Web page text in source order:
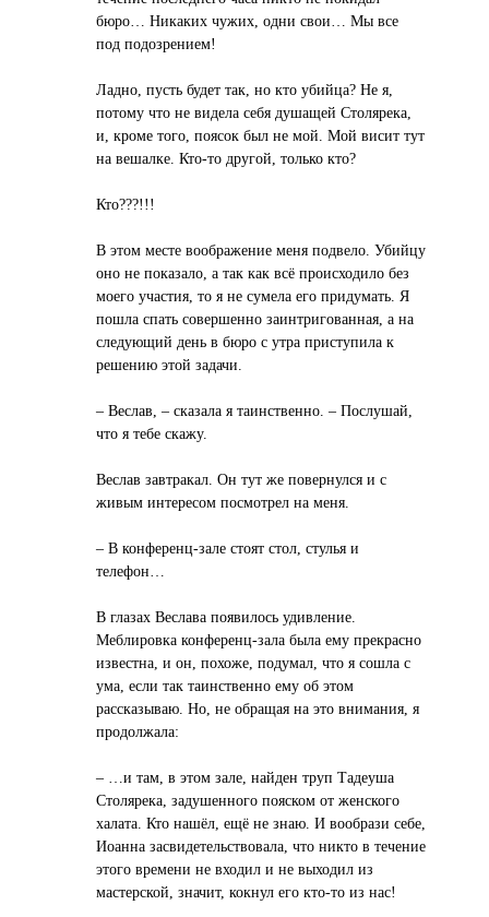
бюро… Никаких чужих, одни свои… Мы все
под подозрением!
Ладно, пусть будет так, но кто убийца? Не я,
потому что не видела себя душащей Столярека,
и, кроме того, поясок был не мой. Мой висит тут
на вешалке. Кто-то другой, только кто?
Кто???!!!
В этом месте воображение меня подвело. Убийцу
оно не показало, а так как всё происходило без
моего участия, то я не сумела его придумать. Я
пошла спать совершенно заинтригованная, а на
следующий день в бюро с утра приступила к
решению этой задачи.
– Веслав, – сказала я таинственно. – Послушай,
что я тебе скажу.
Веслав завтракал. Он тут же повернулся и с
живым интересом посмотрел на меня.
– В конференц-зале стоят стол, стулья и
телефон…
В глазах Веслава появилось удивление.
Меблировка конференц-зала была ему прекрасно
известна, и он, похоже, подумал, что я сошла с
ума, если так таинственно ему об этом
рассказываю. Но, не обращая на это внимания, я
продолжала:
– …и там, в этом зале, найден труп Тадеуша
Столярека, задушенного пояском от женского
халата. Кто нашёл, ещё не знаю. И вообрази себе,
Иоанна засвидетельствовала, что никто в течение
этого времени не входил и не выходил из
мастерской, значит, кокнул его кто-то из нас!